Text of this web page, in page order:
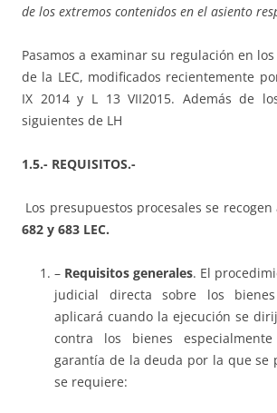
de los extremos contenidos en el asiento
Pasamos a examinar su regulación en
de la LEC, modificados recientemente
IX 2014 y L 13 VII2015. Además de
siguientes de LH
1.5.- REQUISITOS.-
Los presupuestos procesales se
682 y 683 LEC.
– Requisitos generales. El
judicial directa sobre los
aplicará cuando la ejecución se
contra los bienes
garantía de la deuda por la que se
se requiere: